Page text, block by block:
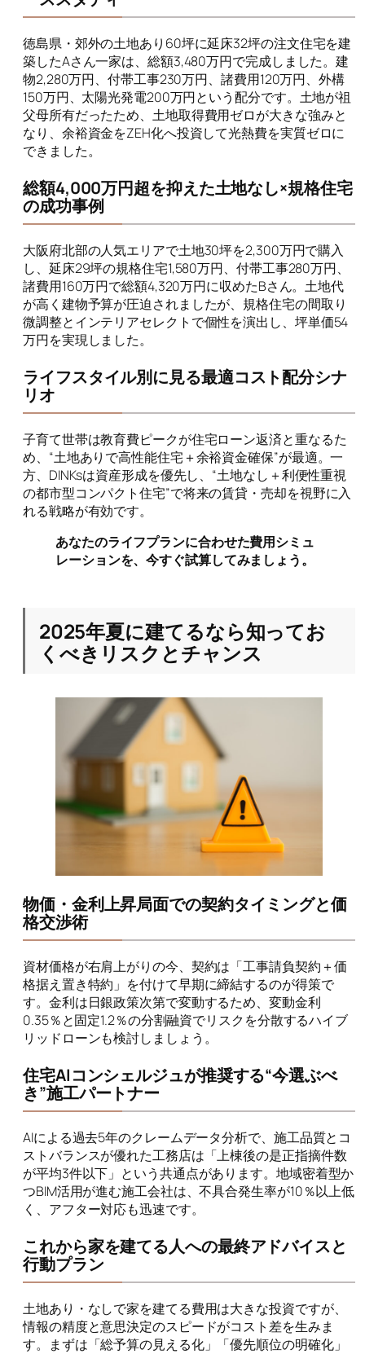
徳島県・郊外の土地あり60坪に延床32坪の注文住宅を建
築したAさん一家は、総額3,480万円で完成しました。建
物2,280万円、付帯工事230万円、諸費用120万円、外構
150万円、太陽光発電200万円という配分です。土地が祖
父母所有だったため、土地取得費用ゼロが大きな強みと
なり、余裕資金をZEH化へ投資して光熱費を実質ゼロに
できました。
総額4,000万円超を抑えた土地なし×規格住宅
の成功事例
大阪府北部の人気エリアで土地30坪を2,300万円で購入
し、延床29坪の規格住宅1,580万円、付帯工事280万円、
諸費用160万円で総額4,320万円に収めたBさん。土地代
が高く建物予算が圧迫されましたが、規格住宅の間取り
微調整とインテリアセレクトで個性を演出し、坪単価54
万円を実現しました。
ライフスタイル別に見る最適コスト配分シナ
リオ
子育て世帯は教育費ピークが住宅ローン返済と重なるた
め、“土地ありで高性能住宅＋余裕資金確保”が最適。一
方、DINKsは資産形成を優先し、“土地なし＋利便性重視
の都市型コンパクト住宅”で将来の賃貸・売却を視野に入
れる戦略が有効です。
あなたのライフプランに合わせた費用シミュ
レーションを、今すぐ試算してみましょう。
2025年夏に建てるなら知ってお
くべきリスクとチャンス
物価・金利上昇局面での契約タイミングと価
格交渉術
資材価格が右肩上がりの今、契約は「工事請負契約＋価
格据え置き特約」を付けて早期に締結するのが得策で
す。金利は日銀政策次第で変動するため、変動金利
0.35％と固定1.2％の分割融資でリスクを分散するハイブ
リッドローンも検討しましょう。
住宅AIコンシェルジュが推奨する“今選ぶべ
き”施工パートナー
AIによる過去5年のクレームデータ分析で、施工品質とコ
ストバランスが優れた工務店は「上棟後の是正指摘件数
が平均3件以下」という共通点があります。地域密着型か
つBIM活用が進む施工会社は、不具合発生率が10％以上低
く、アフター対応も迅速です。
これから家を建てる人への最終アドバイスと
行動プラン
土地あり・なしで家を建てる費用は大きな投資ですが、
情報の精度と意思決定のスピードがコスト差を生みま
す。まずは「総予算の見える化」「優先順位の明確化」